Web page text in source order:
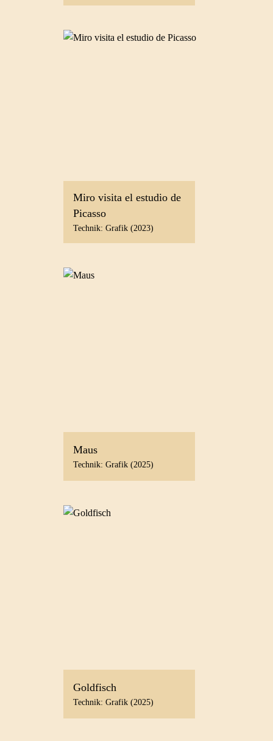
Miro visita el estudio de
Picasso
Technik: Grafik (2023)
Maus
Technik: Grafik (2025)
Goldfisch
Technik: Grafik (2025)